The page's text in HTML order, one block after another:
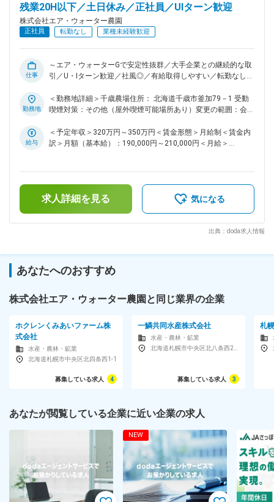
転職の「モヤモヤ」、一人で悩まず
気軽に相談してみませんか？
dodaの使い方は？
残業20H以下／土日休み／正社員／UIターン歓迎
株式会社エア・ウォーター農園
正社員 転勤なし 業種未経験歓迎
仕事
～エア・ウォーターGで安定性抜群／大手企業との継続的な取
引／U・Iターン歓迎／社風◎／有給取得しやすい／転勤なし～
ているトマトを栽培・販売する当社にて、総務職をご担当いた
だきます。 ・主な業務は、勤怠管理・給与計算・社会保険・
業務が中心 です。そのため 未経験の方でも、一度覚えてしま
えばスムーズに進められる内容となっています。 ■業務詳細：
書の配布・回収 ※単なるオフィスワークにとどまらず、 農場
で働くスタッフが安全かつ快適に働けるよう、日々の繰り返し
業務を丁寧に行うことが大切なお仕事です。 ■働き方につい
ます。グループ会社の技術も用いて、温度・湿度・光をコンピ
ューターで制御された高性能のビニールハウスにて安定的な生
産を実現。 ■当社の魅力： ◎エア・ウォーターGの一員とし
の生育を促進する炭酸ガスの自社供給、自社開発の選果機によ
予想をもとに的確に迅速に伝えることで信頼関係を構築し、大
手企業からの委託栽培や、大手スーパー・コンビニエンススト
アとの継続した取引を実現しています。 変更の範囲：会社の
定める業務
勤務地
＜勤務地詳細＞千歳農場住所： 北海道千歳市釜加79－1 受動
喫煙対策：その他（屋外喫煙可能場所あり）変更の範囲：会社
給与
＜予定年収＞320万円～350万円＜賃金形態＞月給制＜賃金内
訳＞月額（基本給）：190,000円～210,000円＜月給＞
性があります。月給(月額)は固定手当を含めた表記です。
求人詳細を見る 気になる
出典：doda求人情報
あなたへのおすすめ
株式会社エア・ウォーター農園と同じ業界の企業
ホクレンくみあいファーム株
式会社
水産・農林・鉱業
北海道札幌市中央区北四条西1-1
募集している求人 4
一鱗共同水産株式会社
水産・農林・鉱業
募集している求人 3
札
あなたが閲覧している企業に近い企業の求人
NEW